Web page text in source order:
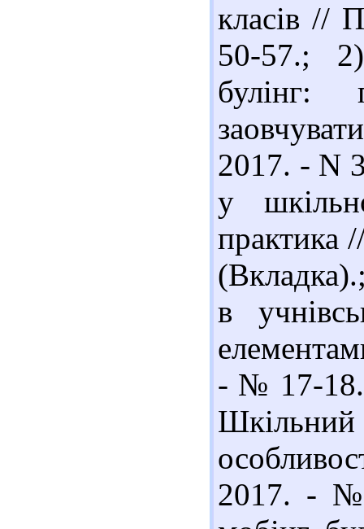
класів //
50-57.;
булінг:
2017. - N
у
практика
в
- № 17-
2017. -